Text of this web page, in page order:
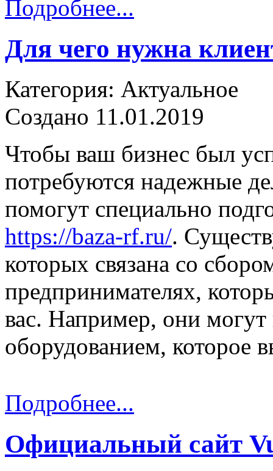
Подробнее...
Для чего нужна
Категория: Актуальное
Создано 11.01.2019
Чтобы ваш бизнес был
потребуются надежные
помогут специально
https://baza-rf.ru/.
которых связана со
предпринимателях,
вас. Например, они могут
оборудованием, которое
Подробнее...
Официальный сайт